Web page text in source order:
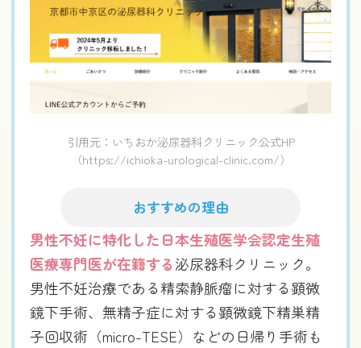
引用元：いちおか泌尿器科クリニック公式HP
（https://ichioka-urological-clinic.com/）
おすすめの理由
男性不妊に特化した日本生殖医学会認定生殖
医療専門医が在籍する泌尿器科クリニック。
男性不妊治療である精索静脈瘤に対する顕微
鏡下手術、無精子症に対する顕微鏡下精巣精
子回収術（micro-TESE）などの日帰り手術も